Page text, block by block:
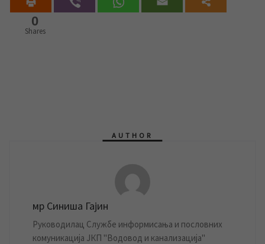
0
Shares
AUTHOR
мр Синиша Гајин
Руководилац Службе информисања и пословних
комуникација ЈКП "Водовод и канализација"